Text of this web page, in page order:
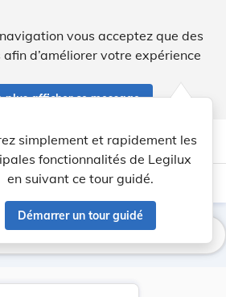
vous acceptez que des
d’améliorer votre expérience
plus afficher ce message
account_circle help Aide
simplement et rapidement les
fonctionnalités de Legilux
en suivant ce tour guidé.
Démarrer un tour guidé
light_mode dark_mode